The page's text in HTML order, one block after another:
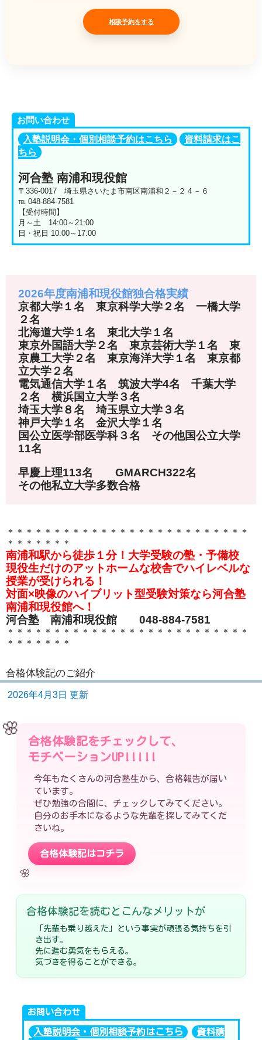
相談予約をする
お問い合わせ
入塾説明会・個別相談予約はこちら
資料請求はこ
ちら
河合塾 南浦和現役館
〒336-0017 埼玉県さいたま市南区南浦和２－２４－６
℡ 048-884-7581
【受付時間】
月～土 14:00～21:00
日・祝日 10:00～17:00
2026年度南浦和現役館独合格実績
京都大学１名 東京科学大学２名 一橋大学
２名
北海道大学１名 東北大学１名
東京外国語大学２名 東京芸術大学１名 東
京農工大学２名 東京海洋大学１名 東京都
立大学２名
電気通信大学１名 筑波大学4名 千葉大学
２名 横浜国立大学３名
埼玉大学８名 埼玉県立大学３名
神戸大学１名 金沢大学１名
国公立医学部医学科３名 その他国公立大学
11名
早慶上理113名 GMARCH322名
その他私立大学多数合格
＊＊＊＊＊＊＊＊＊＊＊＊＊＊＊＊＊＊＊＊＊＊＊＊＊＊
＊＊＊＊＊＊＊
南浦和駅から徒歩１分！大学受験の塾・予備校
現役生だけのアットホームな校舎でハイレベルな
授業が受けられる！
対面×映像のハイブリット型受験対策なら河合塾
南浦和現役館へ！
河合塾 南浦和現役館 048-884-7581
＊＊＊＊＊＊＊＊＊＊＊＊＊＊＊＊＊＊＊＊＊＊＊＊＊＊
＊＊＊＊＊＊＊
合格体験記のご紹介
2026年4月3日 更新
🌸
🌸
合格体験記をチェックして、
モチベーションUP!!!!!
今年もたくさんの河合塾生から、合格報告が届い
ています。
ぜひ勉強の合間に、チェックしてみてください。
自分のお手本になるような先輩を探してみてくだ
さいね。
合格体験記はコチラ
合格体験記を読むとこんなメリットが
「先輩も乗り越えた」という事実が頑張る気持ちを引
き出す。
先に進む勇気をもらえる。
気づきを得ることができる。
お問い合わせ
入塾説明会・個別相談予約はこちら 資料請